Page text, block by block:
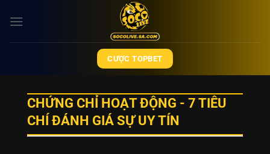
qua
CƯỢC TOPBET
CHỨNG CHỈ HOẠT ĐỘNG - 7 TIÊU
CHÍ ĐÁNH GIÁ SỰ UY TÍN